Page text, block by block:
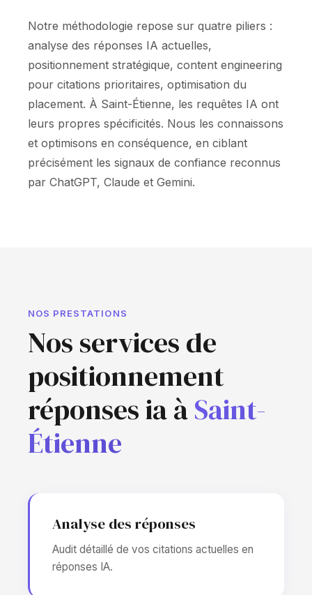
Notre méthodologie repose sur quatre piliers :
analyse des réponses IA actuelles,
positionnement stratégique, content engineering
pour citations prioritaires, optimisation du
placement. À Saint-Étienne, les requêtes IA ont
leurs propres spécificités. Nous les connaissons
et optimisons en conséquence, en ciblant
précisément les signaux de confiance reconnus
par ChatGPT, Claude et Gemini.
NOS PRESTATIONS
Nos services de
positionnement
réponses ia àSaint-
Étienne
Analyse des réponses
Audit détaillé de vos citations actuelles en
réponses IA.